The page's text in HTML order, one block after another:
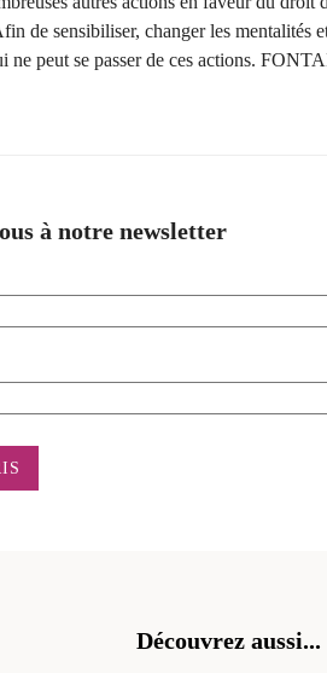
sensibiliser, changer les mentalités
ne peut se passer de ces actions.
à notre newsletter
Découvrez aussi...